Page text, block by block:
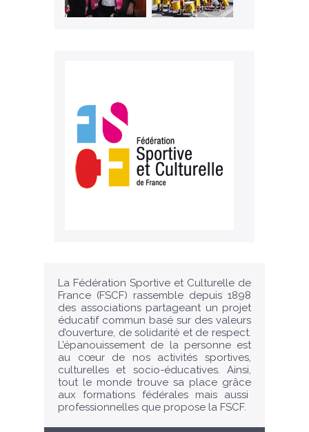
La Fédération Sportive et Culturelle de
France (FSCF) rassemble depuis 1898
des associations partageant un projet
éducatif commun basé sur des valeurs
d’ouverture, de solidarité et de respect.
L’épanouissement de la personne est
au cœur de nos activités sportives,
culturelles et socio-éducatives. Ainsi,
tout le monde trouve sa place grâce
aux formations fédérales mais aussi
professionnelles que propose la FSCF.